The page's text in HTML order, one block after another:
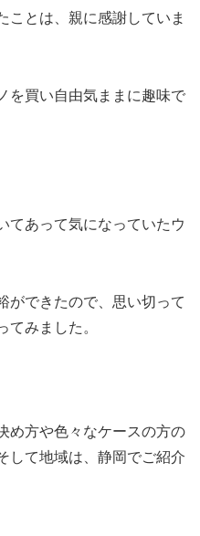
ことは、親に感謝していま
を買い自由気ままに趣味で
てあって気になっていたウ
ができたので、思い切って
てみました。
め方や色々なケースの方の
して地域は、静岡でご紹介